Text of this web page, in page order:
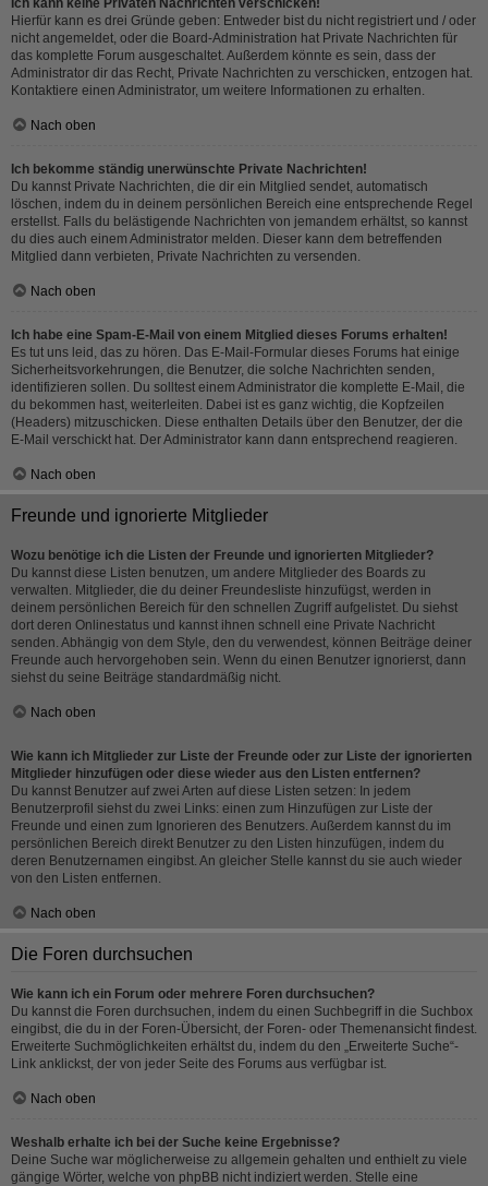
Ich kann keine Privaten Nachrichten verschicken!
Hierfür kann es drei Gründe geben: Entweder bist du nicht registriert und / oder
nicht angemeldet, oder die Board-Administration hat Private Nachrichten für
das komplette Forum ausgeschaltet. Außerdem könnte es sein, dass der
Administrator dir das Recht, Private Nachrichten zu verschicken, entzogen hat.
Kontaktiere einen Administrator, um weitere Informationen zu erhalten.
Nach oben
Ich bekomme ständig unerwünschte Private Nachrichten!
Du kannst Private Nachrichten, die dir ein Mitglied sendet, automatisch
löschen, indem du in deinem persönlichen Bereich eine entsprechende Regel
erstellst. Falls du belästigende Nachrichten von jemandem erhältst, so kannst
du dies auch einem Administrator melden. Dieser kann dem betreffenden
Mitglied dann verbieten, Private Nachrichten zu versenden.
Nach oben
Ich habe eine Spam-E-Mail von einem Mitglied dieses Forums erhalten!
Es tut uns leid, das zu hören. Das E-Mail-Formular dieses Forums hat einige
Sicherheitsvorkehrungen, die Benutzer, die solche Nachrichten senden,
identifizieren sollen. Du solltest einem Administrator die komplette E-Mail, die
du bekommen hast, weiterleiten. Dabei ist es ganz wichtig, die Kopfzeilen
(Headers) mitzuschicken. Diese enthalten Details über den Benutzer, der die
E-Mail verschickt hat. Der Administrator kann dann entsprechend reagieren.
Nach oben
Freunde und ignorierte Mitglieder
Wozu benötige ich die Listen der Freunde und ignorierten Mitglieder?
Du kannst diese Listen benutzen, um andere Mitglieder des Boards zu
verwalten. Mitglieder, die du deiner Freundesliste hinzufügst, werden in
deinem persönlichen Bereich für den schnellen Zugriff aufgelistet. Du siehst
dort deren Onlinestatus und kannst ihnen schnell eine Private Nachricht
senden. Abhängig von dem Style, den du verwendest, können Beiträge deiner
Freunde auch hervorgehoben sein. Wenn du einen Benutzer ignorierst, dann
siehst du seine Beiträge standardmäßig nicht.
Nach oben
Wie kann ich Mitglieder zur Liste der Freunde oder zur Liste der ignorierten
Mitglieder hinzufügen oder diese wieder aus den Listen entfernen?
Du kannst Benutzer auf zwei Arten auf diese Listen setzen: In jedem
Benutzerprofil siehst du zwei Links: einen zum Hinzufügen zur Liste der
Freunde und einen zum Ignorieren des Benutzers. Außerdem kannst du im
persönlichen Bereich direkt Benutzer zu den Listen hinzufügen, indem du
deren Benutzernamen eingibst. An gleicher Stelle kannst du sie auch wieder
von den Listen entfernen.
Nach oben
Die Foren durchsuchen
Wie kann ich ein Forum oder mehrere Foren durchsuchen?
Du kannst die Foren durchsuchen, indem du einen Suchbegriff in die Suchbox
eingibst, die du in der Foren-Übersicht, der Foren- oder Themenansicht findest.
Erweiterte Suchmöglichkeiten erhältst du, indem du den „Erweiterte Suche“-
Link anklickst, der von jeder Seite des Forums aus verfügbar ist.
Nach oben
Weshalb erhalte ich bei der Suche keine Ergebnisse?
Deine Suche war möglicherweise zu allgemein gehalten und enthielt zu viele
gängige Wörter, welche von phpBB nicht indiziert werden. Stelle eine